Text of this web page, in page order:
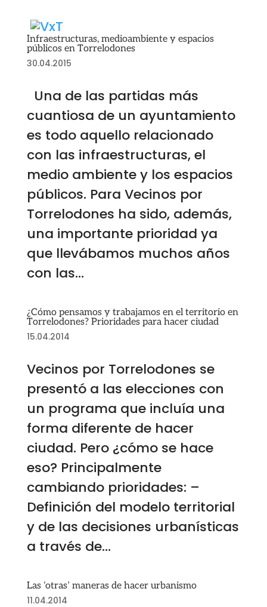
Infraestructuras, medioambiente y espacios
públicos en Torrelodones
30.04.2015
Una de las partidas más
cuantiosa de un ayuntamiento
es todo aquello relacionado
con las infraestructuras, el
medio ambiente y los espacios
públicos. Para Vecinos por
Torrelodones ha sido, además,
una importante prioridad ya
que llevábamos muchos años
con las...
¿Cómo pensamos y trabajamos en el territorio en
Torrelodones? Prioridades para hacer ciudad
15.04.2014
Vecinos por Torrelodones se
presentó a las elecciones con
un programa que incluía una
forma diferente de hacer
ciudad. Pero ¿cómo se hace
eso? Principalmente
cambiando prioridades: –
Definición del modelo territorial
y de las decisiones urbanísticas
a través de...
Las ‘otras’ maneras de hacer urbanismo
11.04.2014